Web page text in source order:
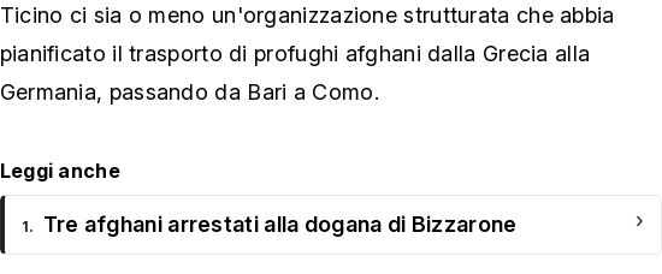
Ticino ci sia o meno un'organizzazione strutturata che abbia
pianificato il trasporto di profughi afghani dalla Grecia alla
Germania, passando da Bari a Como.
Leggi anche
1. Tre afghani arrestati alla dogana di Bizzarone ›